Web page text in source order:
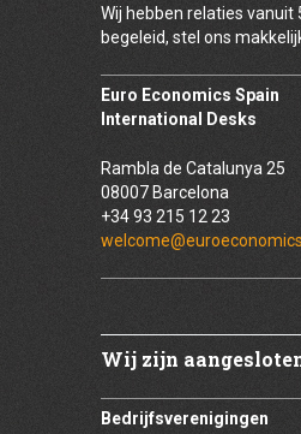
Wij hebben relaties vanuit
begeleid, stel ons
Euro Economics Spain
International Desks
Rambla de Catalunya 25
08007 Barcelona
+34 93 215 12 23
Wij zijn
Bedrijfsverenigingen